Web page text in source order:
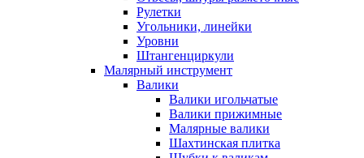
Рулетки
Угольники, линейки
Уровни
Штангенциркули
Малярный инструмент
Валики
Валики игольчатые
Валики прижимные
Малярные валики
Шахтинская плитка